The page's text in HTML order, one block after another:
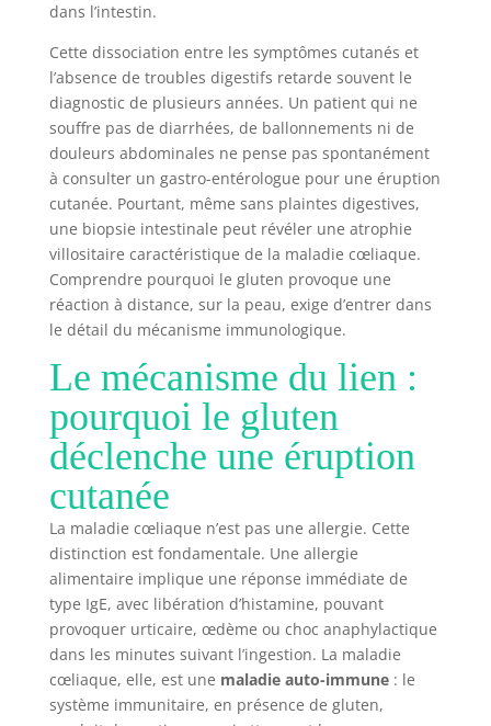
dans l’intestin.
Cette dissociation entre les symptômes cutanés et
l’absence de troubles digestifs retarde souvent le
diagnostic de plusieurs années. Un patient qui ne
souffre pas de diarrhées, de ballonnements ni de
douleurs abdominales ne pense pas spontanément
à consulter un gastro-entérologue pour une éruption
cutanée. Pourtant, même sans plaintes digestives,
une biopsie intestinale peut révéler une atrophie
villositaire caractéristique de la maladie cœliaque.
Comprendre pourquoi le gluten provoque une
réaction à distance, sur la peau, exige d’entrer dans
le détail du mécanisme immunologique.
Le mécanisme du lien :
pourquoi le gluten
déclenche une éruption
cutanée
La maladie cœliaque n’est pas une allergie. Cette
distinction est fondamentale. Une allergie
alimentaire implique une réponse immédiate de
type IgE, avec libération d’histamine, pouvant
provoquer urticaire, œdème ou choc anaphylactique
dans les minutes suivant l’ingestion. La maladie
cœliaque, elle, est une maladie auto-immune: le
système immunitaire, en présence de gluten,